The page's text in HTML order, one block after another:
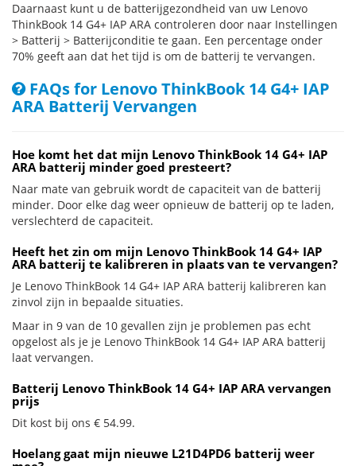
Daarnaast kunt u de batterijgezondheid van uw Lenovo
ThinkBook 14 G4+ IAP ARA controleren door naar Instellingen
> Batterij > Batterijconditie te gaan. Een percentage onder
70% geeft aan dat het tijd is om de batterij te vervangen.
FAQs for Lenovo ThinkBook 14 G4+ IAP
ARA Batterij Vervangen
Hoe komt het dat mijn Lenovo ThinkBook 14 G4+ IAP
ARA batterij minder goed presteert?
Naar mate van gebruik wordt de capaciteit van de batterij
minder. Door elke dag weer opnieuw de batterij op te laden,
verslechterd de capaciteit.
Heeft het zin om mijn Lenovo ThinkBook 14 G4+ IAP
ARA batterij te kalibreren in plaats van te vervangen?
Je Lenovo ThinkBook 14 G4+ IAP ARA batterij kalibreren kan
zinvol zijn in bepaalde situaties.
Maar in 9 van de 10 gevallen zijn je problemen pas echt
opgelost als je je Lenovo ThinkBook 14 G4+ IAP ARA batterij
laat vervangen.
Batterij Lenovo ThinkBook 14 G4+ IAP ARA vervangen
prijs
Dit kost bij ons € 54.99.
Hoelang gaat mijn nieuwe L21D4PD6 batterij weer